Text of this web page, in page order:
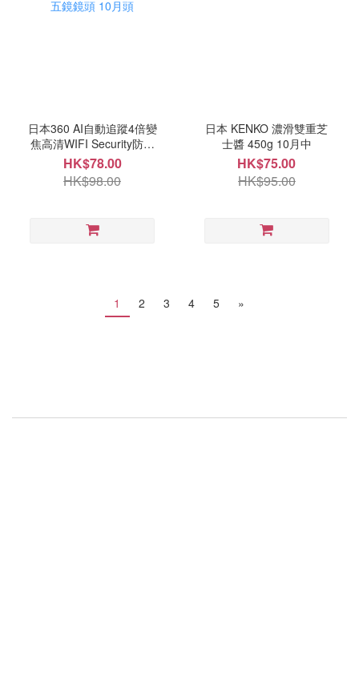
日本360 AI自動追蹤4倍變
焦高清WIFI Security防盜
攝錄五鏡鏡頭 10月頭
HK$78.00
HK$98.00
日本 KENKO 濃滑雙重芝
士醬 450g 10月中
HK$75.00
HK$95.00
1 2 3 4 5 »